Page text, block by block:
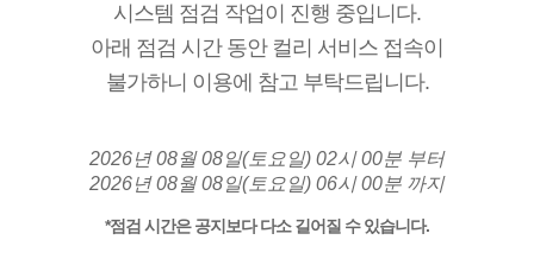
시스템 점검 작업이 진행 중입니다.
아래 점검 시간 동안 컬리 서비스 접속이
불가하니 이용에 참고 부탁드립니다.
2026년 08월 08일(토요일) 02시 00분 부터
2026년 08월 08일(토요일) 06시 00분 까지
*점검 시간은 공지보다 다소 길어질 수 있습니다.